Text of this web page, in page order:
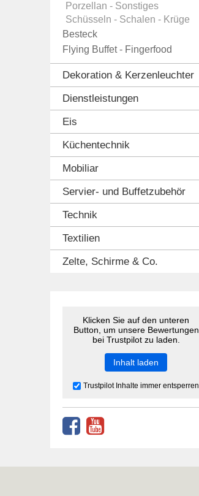
Porzellan - Sonstiges
Schüsseln - Schalen - Krüge
Besteck
Flying Buffet - Fingerfood
Dekoration & Kerzenleuchter
Dienstleistungen
Eis
Küchentechnik
Mobiliar
Servier- und Buffetzubehör
Technik
Textilien
Zelte, Schirme & Co.
Klicken Sie auf den unteren
Button, um unsere Bewertungen
bei Trustpilot zu laden.
Inhalt laden
Trustpilot Inhalte immer entsperren